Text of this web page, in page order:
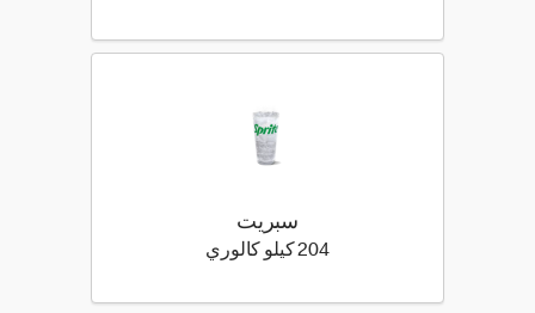
سبريت
204 كيلو كالوري 204 كيلو سعرة حرارية